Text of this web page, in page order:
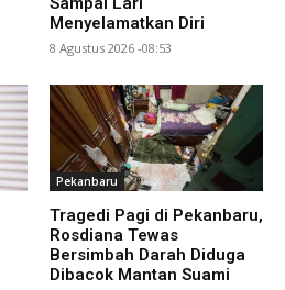
Menyelamatkan Diri
8 Agustus 2026 -08:53
Pekanbaru
Tragedi Pagi di Pekanbaru,
Rosdiana Tewas
Bersimbah Darah Diduga
Dibacok Mantan Suami